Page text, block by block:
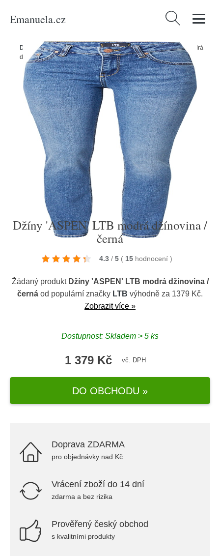
Emanuela.cz Vyhledávání
Domů /Produkty/Ženy/Oblečení/Džíny/Džíny 'ASPEN' LTB modrá
džínovina / černá
Džíny 'ASPEN' LTB modrá džínovina /
černá
4.3 / 5 ( 15 hodnocení )
Žádaný produkt Džíny 'ASPEN' LTB modrá džínovina /
černá od populární značky LTB výhodně za 1379 Kč.
Zobrazit více »
Dostupnost: Skladem > 5 ks
1 379 Kč vč. DPH
DO OBCHODU »
Doprava ZDARMA
pro objednávky nad Kč
Vrácení zboží do 14 dní
zdarma a bez rizika
Prověřený český obchod
s kvalitními produkty